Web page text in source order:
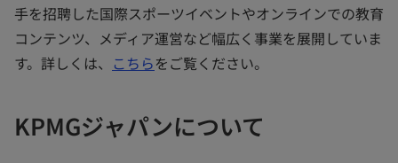
手を招聘した国際スポーツイベントやオンラインでの教育
コンテンツ、メディア運営など幅広く事業を展開していま
す。詳しくは、
こちらをご覧ください。
KPMGジャパンについて